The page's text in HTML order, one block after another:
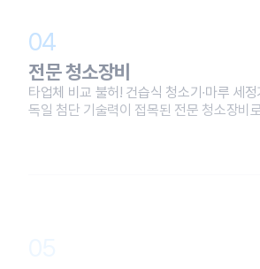
04
전문 청소장비
타업체 비교 불허! 건습식 청소기∙마루 세
독일 첨단 기술력이 접목된 전문 청소장비